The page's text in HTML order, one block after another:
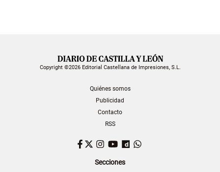
Copyright ©2026 Editorial Castellana de Impresiones, S.L.
Quiénes somos
Publicidad
Contacto
RSS
Facebook
TwitterInstagram
YouTubeDailymotion
Secciones